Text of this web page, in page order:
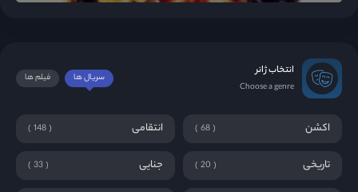
انتخاب ژانر
Choose a genre
فیلم ها سریال ها
اکشن 68 انتقامی 148
تاریخی 20 جنایی 33